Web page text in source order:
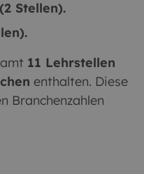
Stellen).
11 Lehrstellen
enthalten. Diese
Branchenzahlen